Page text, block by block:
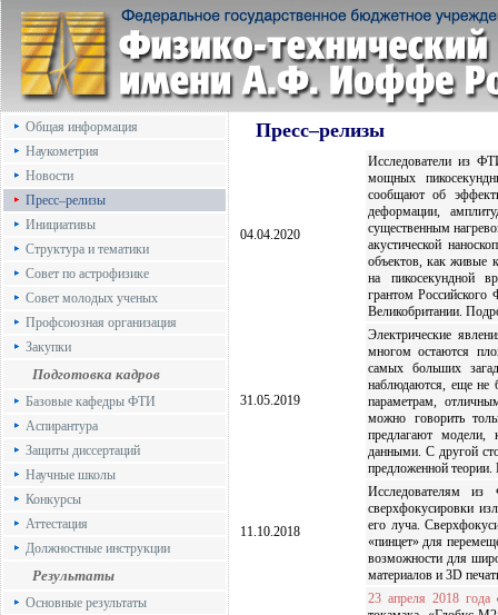
Общая информация
Наукометрия
Новости
Пресс–релизы
Инициативы
Структура и тематики
Совет по астрофизике
Совет молодых ученых
Профсоюзная организация
Закупки
Подготовка кадров
Базовые кафедры ФТИ
Аспирантура
Защиты диссертаций
Научные школы
Конкурсы
Аттестация
Должностные инструкции
Результаты
Основные результаты
Пресс–релизы
04.04.2020
Исследователи из
мощных
сообщают об
деформации,
существенным
акустической
объектов, как живые
на пикосекундной
грантом Российского
Великобритании.
31.05.2019
Электрические
многом остаются
самых больших
наблюдаются, еще не
параметрам,
можно говорить
предлагают модели,
данными. С другой
предложенной
11.10.2018
Исследователям
сверхфокусировки
его луча.
«пинцет» для
возможности для
материалов и 3D
23 апреля 2018 года